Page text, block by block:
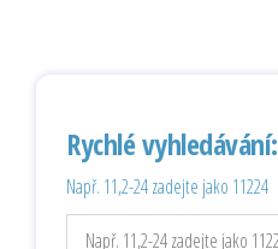
Rychlé vyhledávání:
Např. 11,2-24 zadejte jako 11224